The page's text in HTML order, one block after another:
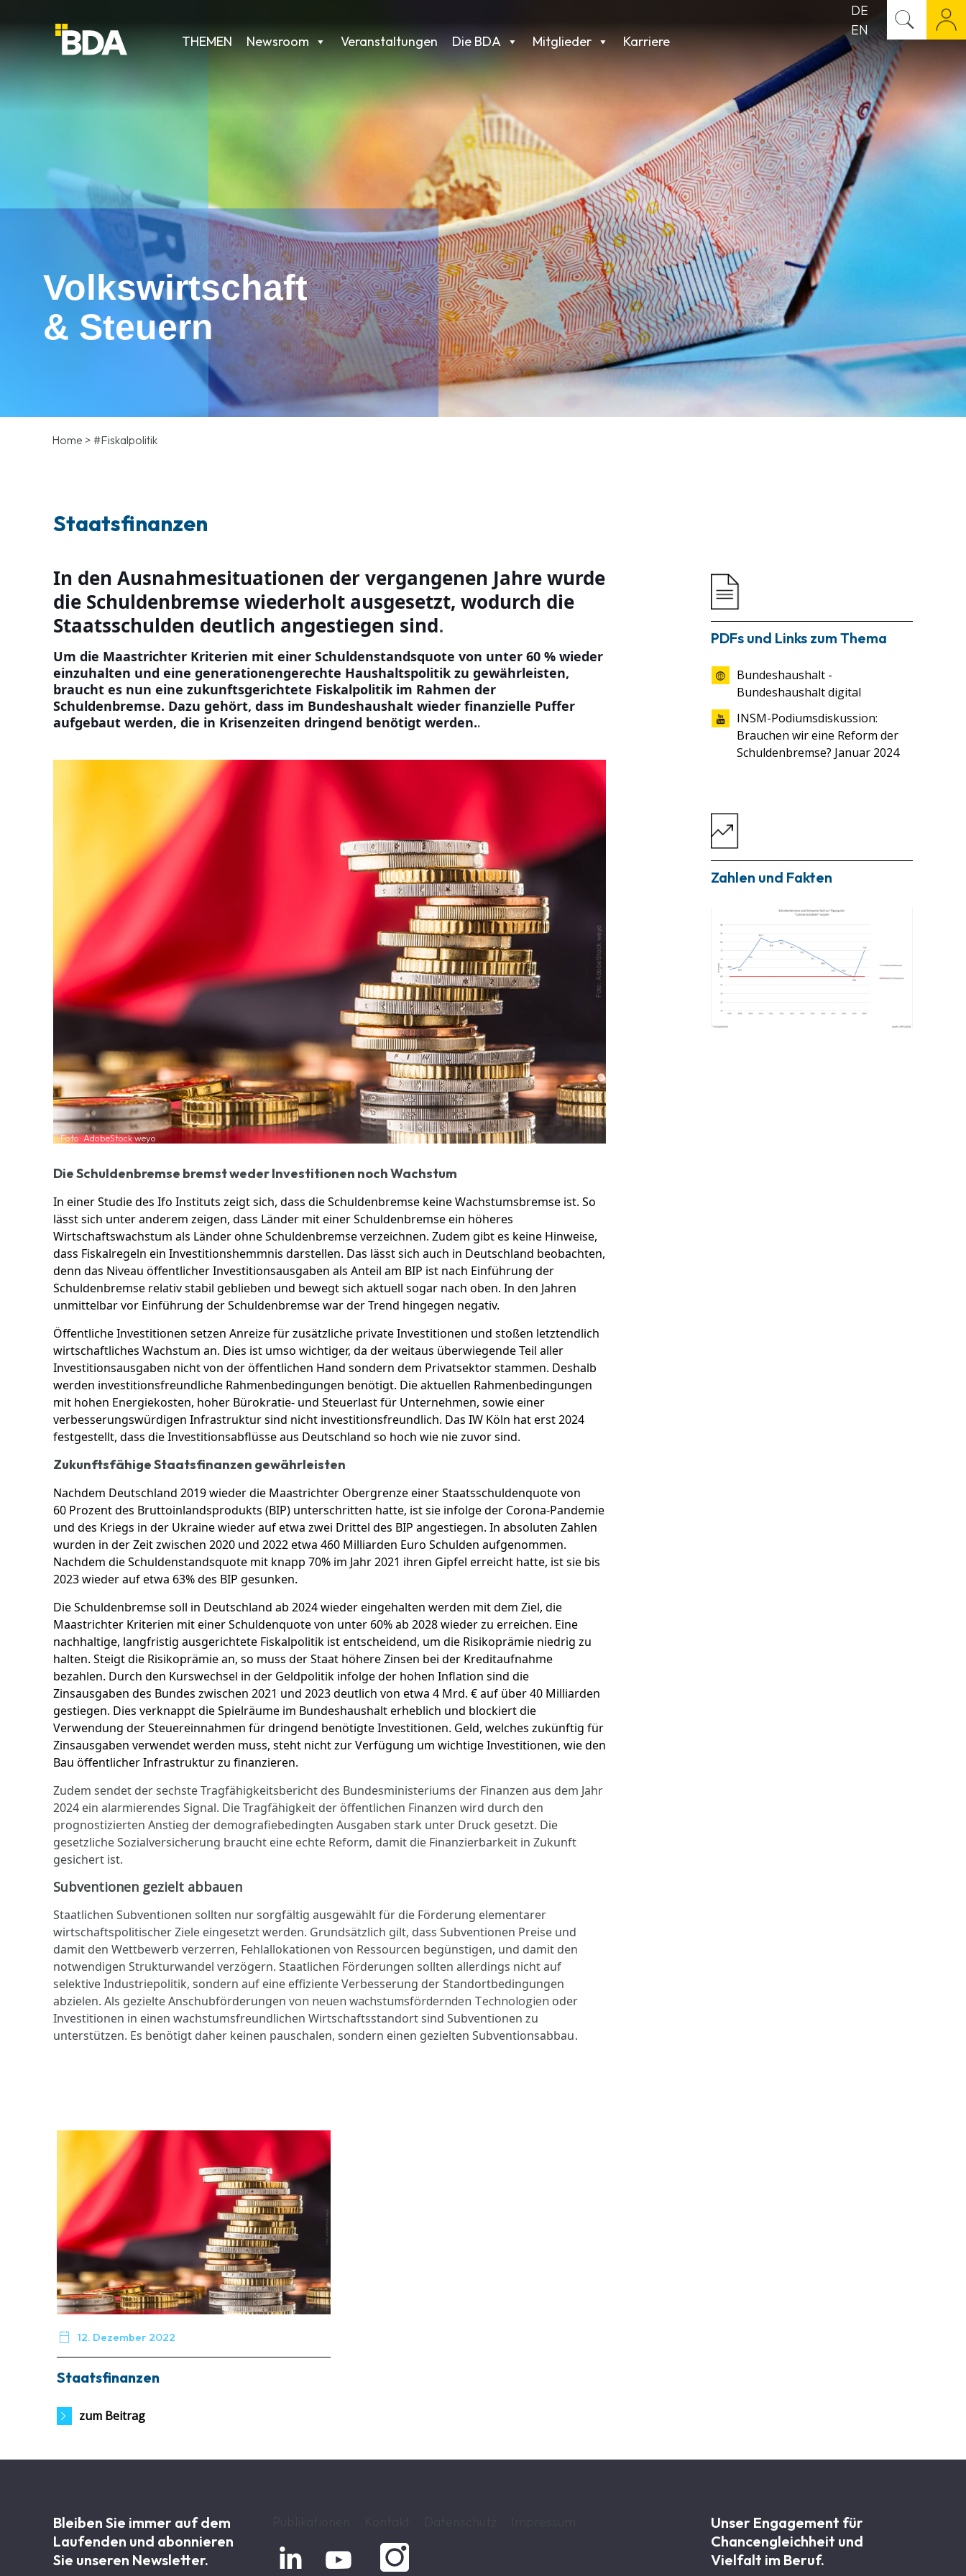
THEMEN Newsroom Veranstaltungen Die BDA Mitglieder Karriere
DE
EN
Volkswirtschaft
& Steuern
Home > #Fiskalpolitik
Staatsfinanzen
In den Ausnahmesituationen der vergangenen Jahre wurde
die Schuldenbremse wiederholt ausgesetzt, wodurch die
Staatsschulden deutlich angestiegen sind.
Um die Maastrichter Kriterien mit einer Schuldenstandsquote von unter 60 % wieder
einzuhalten und eine generationengerechte Haushaltspolitik zu gewährleisten,
braucht es nun eine zukunftsgerichtete Fiskalpolitik im Rahmen der
Schuldenbremse. Dazu gehört, dass im Bundeshaushalt wieder finanzielle Puffer
aufgebaut werden, die in Krisenzeiten dringend benötigt werden..
Foto: AdobeStock weyo
Die Schuldenbremse bremst weder Investitionen noch Wachstum
In einer Studie des Ifo Instituts zeigt sich, dass die Schuldenbremse keine Wachstumsbremse ist. So
lässt sich unter anderem zeigen, dass Länder mit einer Schuldenbremse ein höheres
Wirtschaftswachstum als Länder ohne Schuldenbremse verzeichnen. Zudem gibt es keine Hinweise,
dass Fiskalregeln ein Investitionshemmnis darstellen. Das lässt sich auch in Deutschland beobachten,
denn das Niveau öffentlicher Investitionsausgaben als Anteil am BIP ist nach Einführung der
Schuldenbremse relativ stabil geblieben und bewegt sich aktuell sogar nach oben. In den Jahren
unmittelbar vor Einführung der Schuldenbremse war der Trend hingegen negativ.
Öffentliche Investitionen setzen Anreize für zusätzliche private Investitionen und stoßen letztendlich
wirtschaftliches Wachstum an. Dies ist umso wichtiger, da der weitaus überwiegende Teil aller
Investitionsausgaben nicht von der öffentlichen Hand sondern dem Privatsektor stammen. Deshalb
werden investitionsfreundliche Rahmenbedingungen benötigt. Die aktuellen Rahmenbedingungen
mit hohen Energiekosten, hoher Bürokratie- und Steuerlast für Unternehmen, sowie einer
verbesserungswürdigen Infrastruktur sind nicht investitionsfreundlich. Das IW Köln hat erst 2024
festgestellt, dass die Investitionsabflüsse aus Deutschland so hoch wie nie zuvor sind.
Zukunftsfähige Staatsfinanzen gewährleisten
Nachdem Deutschland 2019 wieder die Maastrichter Obergrenze einer Staatsschuldenquote von
60 Prozent des Bruttoinlandsprodukts (BIP) unterschritten hatte, ist sie infolge der Corona-Pandemie
und des Kriegs in der Ukraine wieder auf etwa zwei Drittel des BIP angestiegen. In absoluten Zahlen
wurden in der Zeit zwischen 2020 und 2022 etwa 460 Milliarden Euro Schulden aufgenommen.
Nachdem die Schuldenstandsquote mit knapp 70% im Jahr 2021 ihren Gipfel erreicht hatte, ist sie bis
2023 wieder auf etwa 63% des BIP gesunken.
Die Schuldenbremse soll in Deutschland ab 2024 wieder eingehalten werden mit dem Ziel, die
Maastrichter Kriterien mit einer Schuldenquote von unter 60% ab 2028 wieder zu erreichen. Eine
nachhaltige, langfristig ausgerichtete Fiskalpolitik ist entscheidend, um die Risikoprämie niedrig zu
halten. Steigt die Risikoprämie an, so muss der Staat höhere Zinsen bei der Kreditaufnahme
bezahlen. Durch den Kurswechsel in der Geldpolitik infolge der hohen Inflation sind die
Zinsausgaben des Bundes zwischen 2021 und 2023 deutlich von etwa 4 Mrd. € auf über 40 Milliarden
gestiegen. Dies verknappt die Spielräume im Bundeshaushalt erheblich und blockiert die
Verwendung der Steuereinnahmen für dringend benötigte Investitionen. Geld, welches zukünftig für
Zinsausgaben verwendet werden muss, steht nicht zur Verfügung um wichtige Investitionen, wie den
Bau öffentlicher Infrastruktur zu finanzieren.
Zudem sendet der sechste Tragfähigkeitsbericht des Bundesministeriums der Finanzen aus dem Jahr
2024 ein alarmierendes Signal. Die Tragfähigkeit der öffentlichen Finanzen wird durch den
prognostizierten Anstieg der demografiebedingten Ausgaben stark unter Druck gesetzt. Die
gesetzliche Sozialversicherung braucht eine echte Reform, damit die Finanzierbarkeit in Zukunft
gesichert ist.
Subventionen gezielt abbauen
Staatlichen Subventionen sollten nur sorgfältig ausgewählt für die Förderung elementarer
wirtschaftspolitischer Ziele eingesetzt werden. Grundsätzlich gilt, dass Subventionen Preise und
damit den Wettbewerb verzerren, Fehlallokationen von Ressourcen begünstigen, und damit den
notwendigen Strukturwandel verzögern. Staatlichen Förderungen sollten allerdings nicht auf
selektive Industriepolitik, sondern auf eine effiziente Verbesserung der Standortbedingungen
abzielen. Als gezielte Anschubförderungen von neuen wachstumsfördernden Technologien oder
Investitionen in einen wachstumsfreundlichen Wirtschaftsstandort sind Subventionen zu
unterstützen. Es benötigt daher keinen pauschalen, sondern einen gezielten Subventionsabbau.
PDFs und Links zum Thema
Bundeshaushalt -
Bundeshaushalt digital
INSM-Podiumsdiskussion:
Brauchen wir eine Reform der
Schuldenbremse? Januar 2024
Zahlen und Fakten
 12. Dezember 2022
Staatsfinanzen
zum Beitrag
Bleiben Sie immer auf dem
Laufenden und abonnieren
Sie unseren Newsletter.
 
Unser Engagement für
Chancen­gleichheit und
Vielfalt im Beruf.